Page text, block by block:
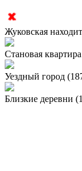
Жуковская
Становая
Уездный город
Близкие деревни